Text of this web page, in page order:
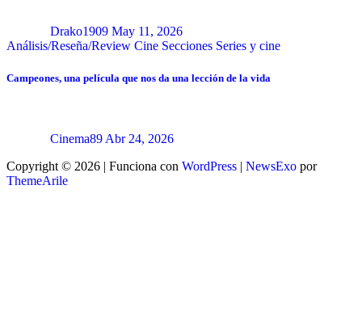
Drako1909 May 11, 2026
Análisis/Reseña/Review Cine Secciones Series y cine
Campeones, una película que nos da una lección de la vida
Cinema89 Abr 24, 2026
Copyright © 2026 | Funciona con WordPress | NewsExo por
ThemeArile